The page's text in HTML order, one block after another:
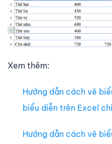
Xem thêm:
Hướng dẫn cách vẽ
biểu diễn trên Excel
Hướng dẫn cách vẽ